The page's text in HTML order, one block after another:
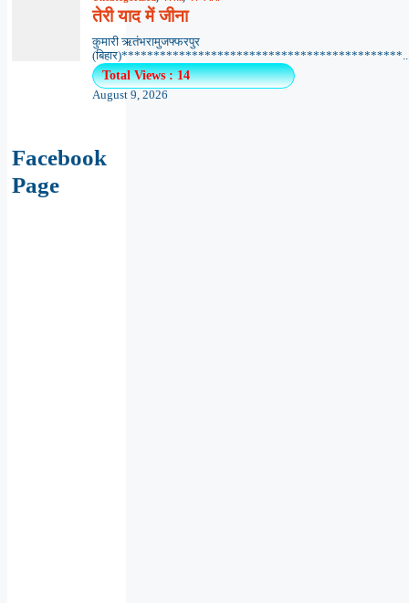
तेरी याद में जीना
कुमारी ऋतंभरामुजफ्फरपुर
Total Views : 14
August 9, 2026
Facebook
Page